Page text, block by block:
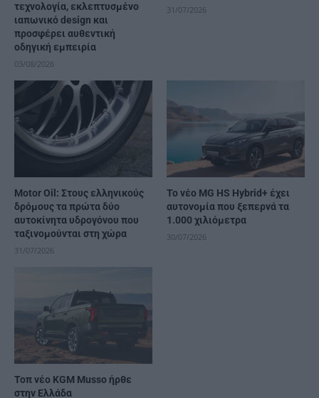
τεχνολογία, εκλεπτυσμένο
ιαπωνικό design και
προσφέρει αυθεντική
οδηγική εμπειρία
03/08/2026
31/07/2026
Motor Oil: Στους ελληνικούς
δρόμους τα πρώτα δύο
αυτοκίνητα υδρογόνου που
ταξινομούνται στη χώρα
31/07/2026
Το νέο MG HS Hybrid+ έχει
αυτονομία που ξεπερνά τα
1.000 χιλιόμετρα
30/07/2026
Τοπ νέο KGM Musso ήρθε
στην Ελλάδα